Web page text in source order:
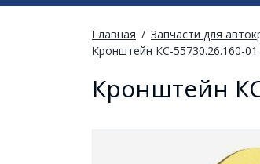
Главная Запчасти для
Кронштейн КС-55730.26.160-
Кронштейн